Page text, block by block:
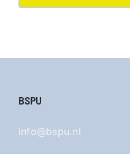
BSPU
info@bspu.nl